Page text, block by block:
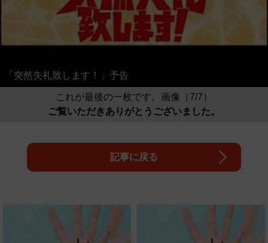
「突然失礼致します！」予告
これが最後の一枚です。画像（7/7）
ご覧いただきありがとうございました。
記事に戻る